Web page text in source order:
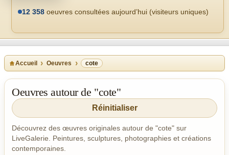
12 358 oeuvres consultées aujourd’hui (visiteurs uniques)
Accueil Oeuvres cote
Oeuvres autour de "cote"
Réinitialiser
Découvrez des œuvres originales autour de "cote" sur
LiveGalerie. Peintures, sculptures, photographies et créations
contemporaines.